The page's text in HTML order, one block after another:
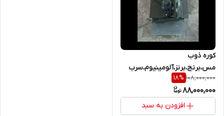
کوره ذوب
مس،برنج،برنز،آلومینیوم،سرب
ظرفیت ۲۰ ک
108,000,000
18%
88,000,000
افزودن به سبد